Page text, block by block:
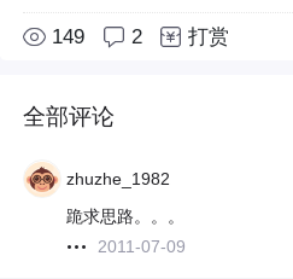
149 2 打赏
全部评论
zhuzhe_1982
跪求思路。。。
2011-07-09